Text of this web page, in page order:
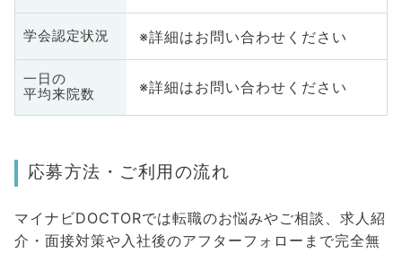
学会認定状況 ※詳細はお問い合わせください
一日の
平均来院数
※詳細はお問い合わせください
応募方法・ご利用の流れ
マイナビDOCTORでは転職のお悩みやご相談、求人紹
介・面接対策や入社後のアフターフォローまで完全無